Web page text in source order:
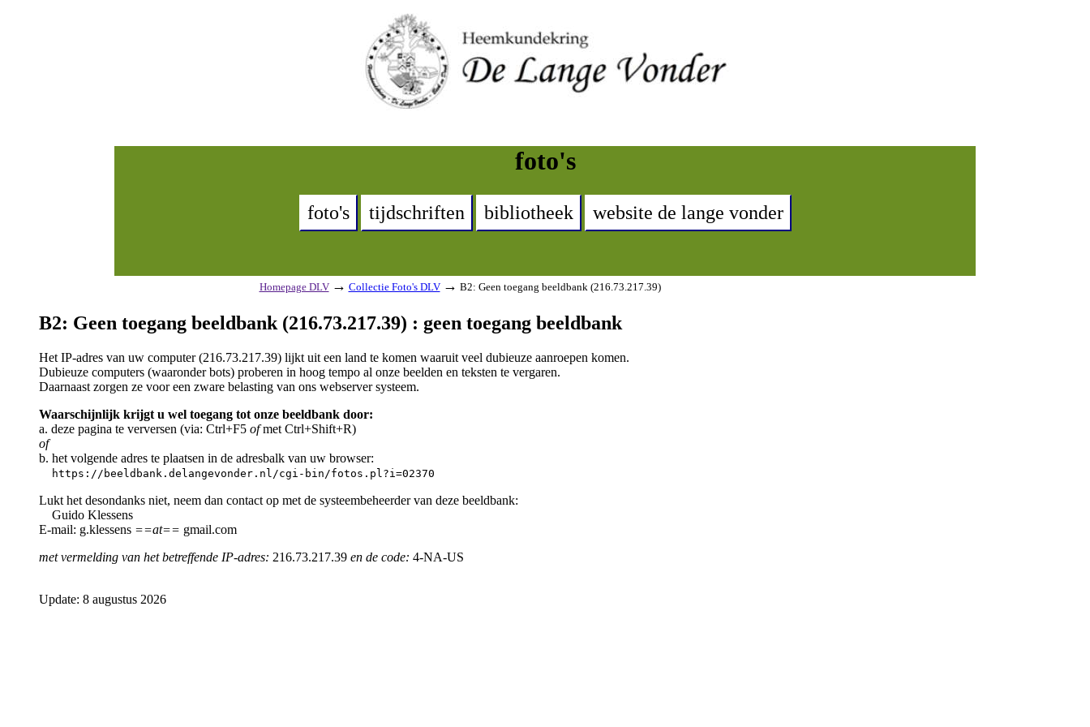
foto's
foto's tijdschriften bibliotheek website de lange vonder
Homepage DLV → Collectie Foto's DLV → B2: Geen toegang beeldbank (216.73.217.39)
B2: Geen toegang beeldbank (216.73.217.39) : geen toegang beeldbank
Het IP-adres van uw computer (216.73.217.39) lijkt uit een land te komen waaruit veel dubieuze aanroepen komen.
Dubieuze computers (waaronder bots) proberen in hoog tempo al onze beelden en teksten te vergaren.
Daarnaast zorgen ze voor een zware belasting van ons webserver systeem.
Waarschijnlijk krijgt u wel toegang tot onze beeldbank door:
a. deze pagina te verversen (via: Ctrl+F5 ofmet Ctrl+Shift+R)
of
b. het volgende adres te plaatsen in de adresbalk van uw browser:
https://beeldbank.delangevonder.nl/cgi-bin/fotos.pl?i=02370
Lukt het desondanks niet, neem dan contact op met de systeembeheerder van deze beeldbank:
Guido Klessens
E-mail: g.klessens ==at== gmail.com
met vermelding van het betreffende IP-adres: 216.73.217.39 en de code: 4-NA-US
Update: 8 augustus 2026